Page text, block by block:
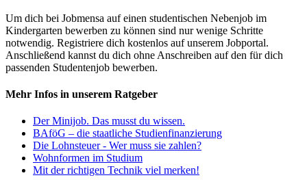
Um dich bei Jobmensa auf einen studentischen Nebenjob im
Kindergarten bewerben zu können sind nur wenige Schritte
notwendig. Registriere dich kostenlos auf unserem Jobportal.
Anschließend kannst du dich ohne Anschreiben auf den für dich
passenden Studentenjob bewerben.
Mehr Infos in unserem Ratgeber
Der Minijob. Das musst du wissen.
BAföG – die staatliche Studienfinanzierung
Die Lohnsteuer - Wer muss sie zahlen?
Wohnformen im Studium
Mit der richtigen Technik viel merken!